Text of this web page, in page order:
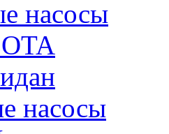
насосы
насосы